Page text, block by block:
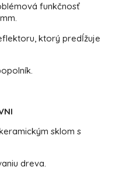
funkčnosť
ktorý predĺžuje
sklom s
dreva.